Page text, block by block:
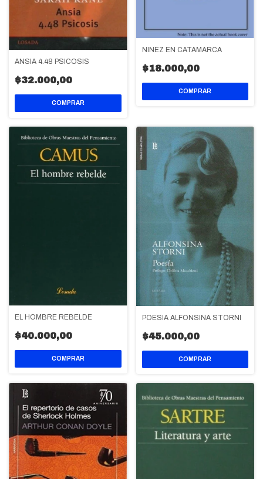
ANSIA 4.48 PSICOSIS
$32.000,00
NIÑEZ EN CATAMARCA
$18.000,00
EL HOMBRE REBELDE
$40.000,00
POESIA ALFONSINA STORNI
$45.000,00